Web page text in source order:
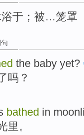
于；被…笼罩
the baby yet?
吗？
bathed in
里 。